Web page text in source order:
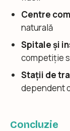
Centre
naturală
Spitale și
competiție
Stații de
dependent
Concluzie